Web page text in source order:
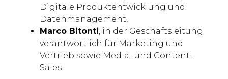
Digitale Produktentwicklung und
Datenmanagement,
Marco Bitonti, in der Geschäftsleitung
verantwortlich für Marketing und
Vertrieb sowie Media- und Content-
Sales.